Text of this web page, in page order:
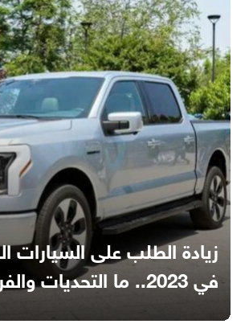
زيادة الطلب على السيارات
في 2023.. ما التحديات والفرص؟